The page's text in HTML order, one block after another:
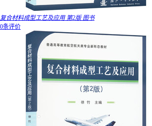
复合材料成型工艺及应用 第2版 图书
0条评价